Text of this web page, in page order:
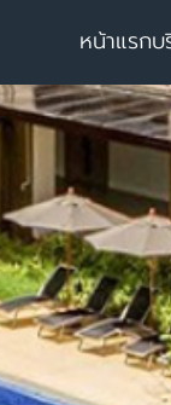
หน้าแรกบ